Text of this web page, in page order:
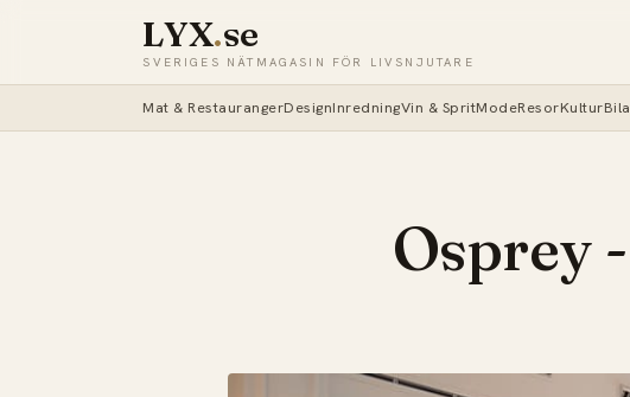
LYX.se
SVERIGES NÄTMAGASIN FÖR LIVSNJUTARE
Mat & RestaurangerDesignInredningVin & SpritModeResorKultur
Osprey